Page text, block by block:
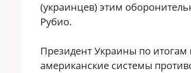
(украинцев) этим
Рубио.
Президент Украины по итогам
американские системы